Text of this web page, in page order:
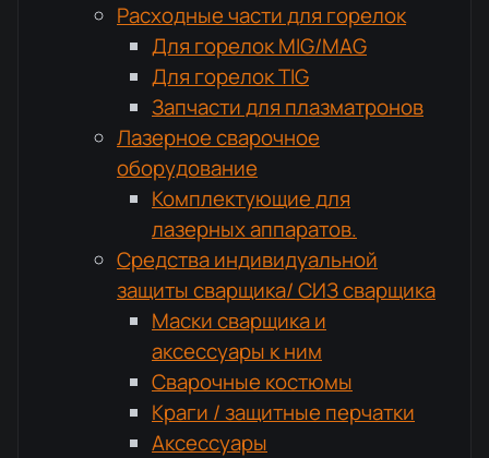
Расходные части для горелок
Для горелок MIG/MAG
Для горелок TIG
Запчасти для плазматронов
Лазерное сварочное
оборудование
Комплектующие для
лазерных аппаратов.
Средства индивидуальной
защиты сварщика/ СИЗ сварщика
Маски сварщика и
аксессуары к ним
Сварочные костюмы
Краги / защитные перчатки
Аксессуары